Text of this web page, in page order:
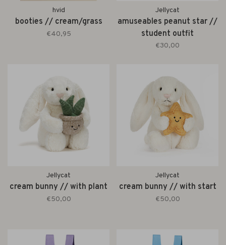
hvid
booties // cream/grass
€40,95
Jellycat
amuseables peanut star //
student outfit
€30,00
Jellycat
cream bunny // with plant
€50,00
Jellycat
cream bunny // with start
€50,00